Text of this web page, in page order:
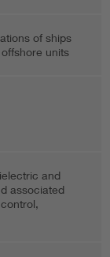
of ships
units
and
associated